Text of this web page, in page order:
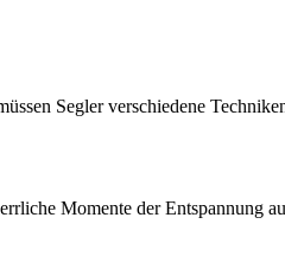
Segler verschiedene
Momente der Entspannung